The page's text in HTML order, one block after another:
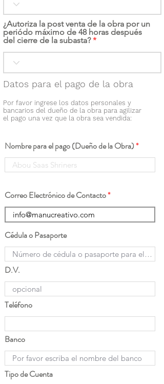
¿Autoriza la post venta de la obra por un
periódo máximo de 48 horas después
del cierre de la subasta?
Datos para el pago de la obra
Por favor ingrese los datos personales y
bancarios del dueño de la obra para agilizar
el pago una vez que la obra sea vendida:
Nombre para el pago (Dueño de la Obra)
Correo Electrónico de Contacto
Cédula o Pasaporte
D.V.
Teléfono
Banco
Tipo de Cuenta